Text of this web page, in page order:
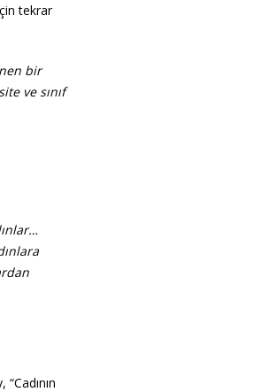
tekrar
bir
ve sınıf